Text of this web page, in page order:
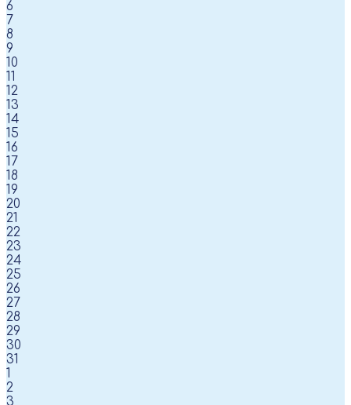
6
7
8
9
10
11
12
13
14
15
16
17
18
19
20
21
22
23
24
25
26
27
28
29
30
31
1
2
3